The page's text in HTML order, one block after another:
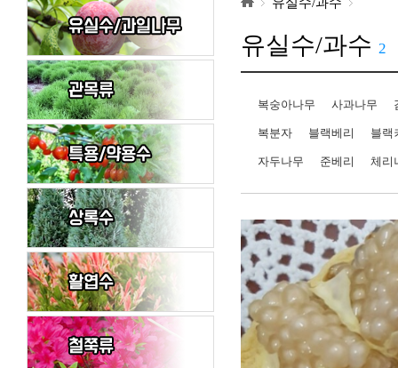
유실수/과수 2
복숭아나무 사과나무
복분자 블랙베리 블랙
자두나무 준베리 체리